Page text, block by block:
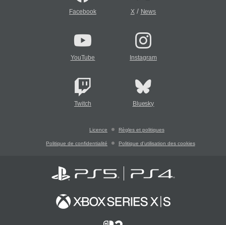
Facebook X/ News
YouTube Instagram
Twitch Bluesky
Licence Règles et politiques
Politique de confidentialité Politique d'utilisation des cookies